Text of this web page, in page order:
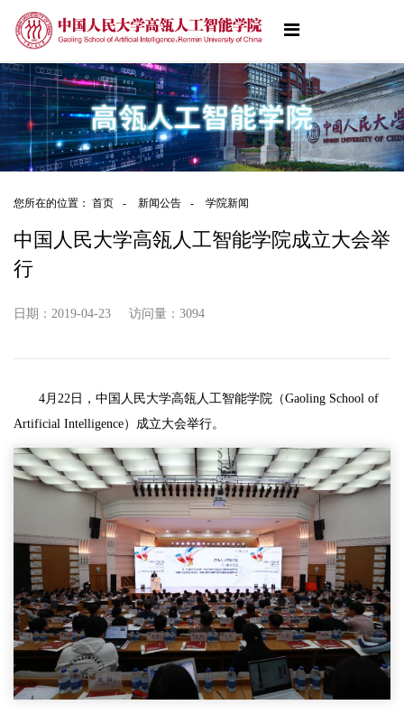
您所在的位置： 首页 - 新闻公告 - 学院新闻
中国人民大学高瓴人工智能学院成立大会举
行
日期：2019-04-23 访问量： 3094
4月22日，中国人民大学高瓴人工智能学院（Gaoling School of
Artificial Intelligence）成立大会举行。